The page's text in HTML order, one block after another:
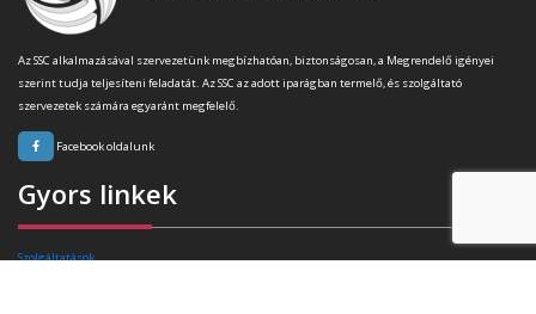
Az SSC alkalmazásával szervezetünk megbízhatóan, biztonságosan, a Megrendelő igényei
szerint tudja teljesíteni feladatát. Az SSC az adott iparágban termelő, és szolgáltató
szervezetek számára egyaránt megfelelő.
Facebook oldalunk
Gyors linkek
Szolgáltatások